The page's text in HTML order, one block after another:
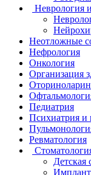
Неврология
Неотложные
Нефрология
Онкология
Организация
Педиатрия
Психиатрия и
Ревматология
Детская